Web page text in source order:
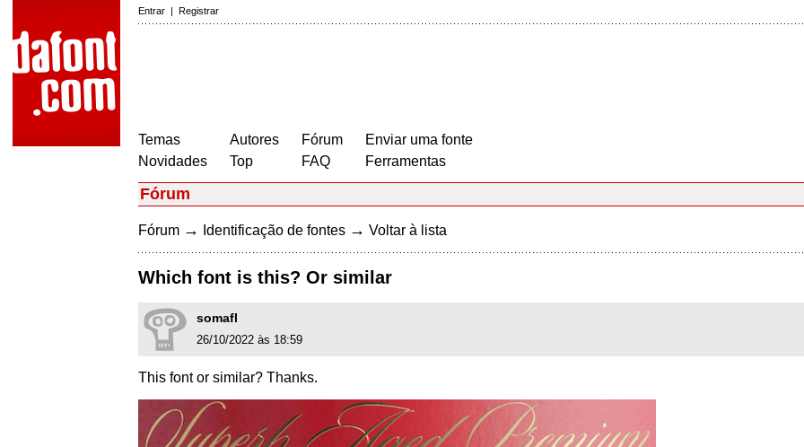
Entrar | Registrar
Temas
Novidades
Autores
Top
Fórum
FAQ
Enviar uma fonte
Ferramentas
Fórum
Fórum → Identificação de fontes → Voltar à lista
Which font is this? Or similar
somafl
26/10/2022 às 18:59
This font or similar? Thanks.